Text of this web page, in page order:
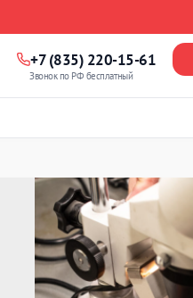
+7 (835) 220-15-61
Звонок по РФ бесплатный